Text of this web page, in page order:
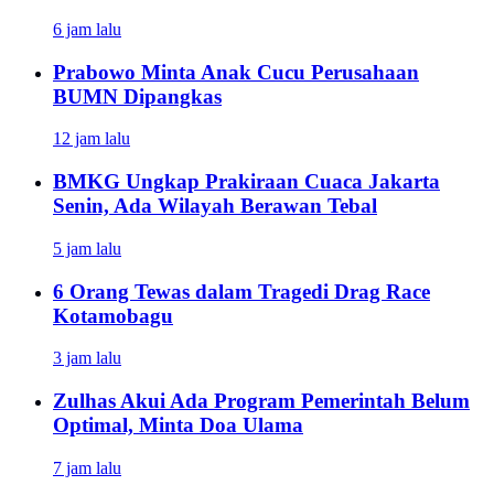
6 jam lalu
Prabowo Minta Anak Cucu Perusahaan
BUMN Dipangkas
12 jam lalu
BMKG Ungkap Prakiraan Cuaca Jakarta
Senin, Ada Wilayah Berawan Tebal
5 jam lalu
6 Orang Tewas dalam Tragedi Drag Race
Kotamobagu
3 jam lalu
Zulhas Akui Ada Program Pemerintah Belum
Optimal, Minta Doa Ulama
7 jam lalu